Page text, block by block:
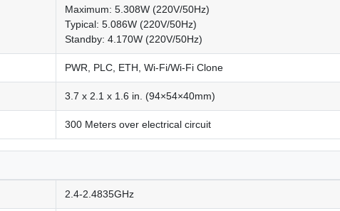
Maximum: 5.308W (220V/50Hz)
Typical: 5.086W (220V/50Hz)
Standby: 4.170W (220V/50Hz)
PWR, PLC, ETH, Wi-Fi/Wi-Fi Clone
3.7 x 2.1 x 1.6 in. (94×54×40mm)
300 Meters over electrical circuit
2.4-2.4835GHz